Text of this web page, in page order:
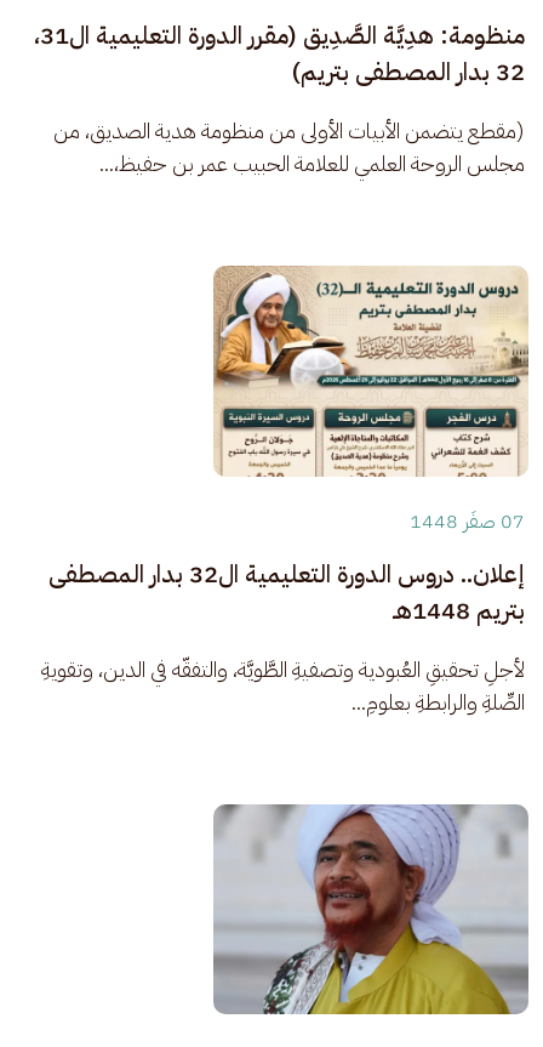
منظومة: هدِيَّة الصَّدِيق (مقرر الدورة التعليمية ال31،
32 بدار المصطفى بتريم)
(مقطع يتضمن الأبيات الأولى من منظومة هدية الصديق، من
مجلس الروحة العلمي للعلامة الحبيب عمر بن حفيظ،...
07 صفَر 1448
إعلان.. دروس الدورة التعليمية ال32 بدار المصطفى
بتريم 1448هـ
لأجلِ تحقيقِ العُبودية وتصفيةِ الطَّويَّة، والتفقّه في الدين، وتقويةِ
الصِّلةِ والرابطةِ بعلومِ...